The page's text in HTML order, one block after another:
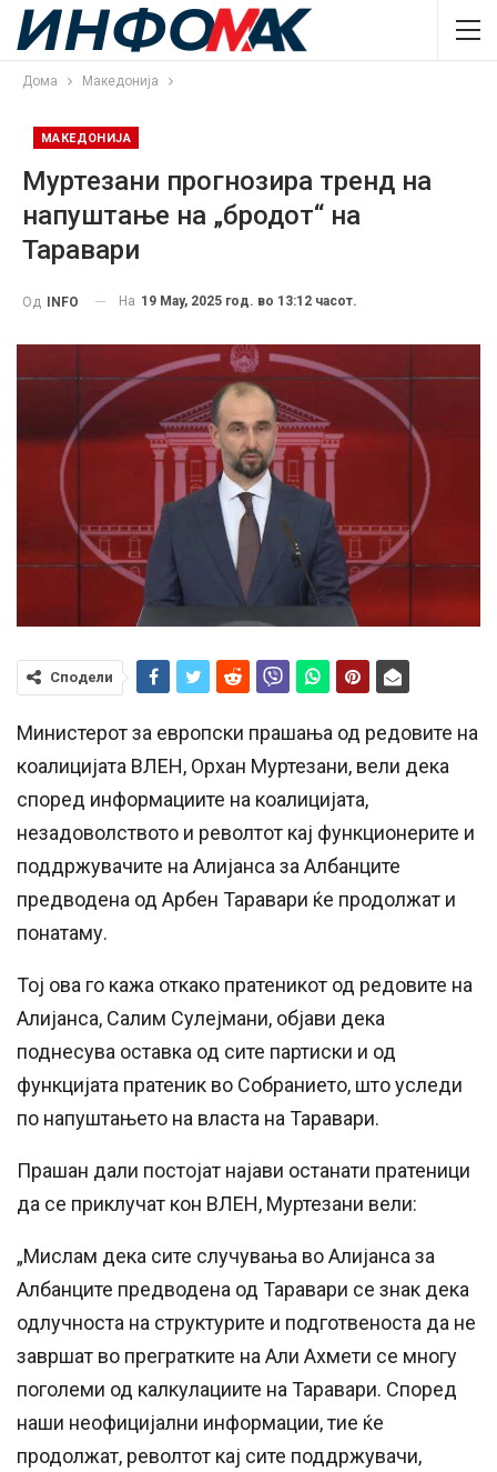
Дома Македонија
МАКЕДОНИЈА
Муртезани прогнозира тренд на
напуштање на „бродот“ на
Таравари
Од INFO На 19 May, 2025 год. во 13:12 часот.
Сподели
Министерот за европски прашања од редовите на
коалицијата ВЛЕН, Орхан Муртезани, вели дека
според информациите на коалицијата,
незадоволството и револтот кај функционерите и
поддржувачите на Алијанса за Албанците
предводена од Арбен Таравари ќе продолжат и
понатаму.
Тој ова го кажа откако пратеникот од редовите на
Алијанса, Салим Сулејмани, објави дека
поднесува оставка од сите партиски и од
функцијата пратеник во Собранието, што уследи
по напуштањето на власта на Таравари.
Прашан дали постојат најави останати пратеници
да се приклучат кон ВЛЕН, Муртезани вели:
„Мислам дека сите случувања во Алијанса за
Албанците предводена од Таравари се знак дека
одлучноста на структурите и подготвеноста да не
завршат во прегратките на Али Ахмети се многу
поголеми од калкулациите на Таравари. Според
наши неофицијални информации, тие ќе
продолжат, револтот кај сите поддржувачи,